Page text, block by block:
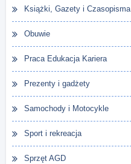
Książki, Gazety i Czasopisma
Obuwie
Praca Edukacja Kariera
Prezenty i gadżety
Samochody i Motocykle
Sport i rekreacja
Sprzęt AGD